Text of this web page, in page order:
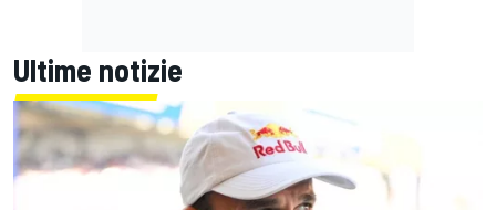
Ultime notizie